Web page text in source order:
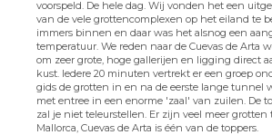
voorspeld. De hele dag. Wij vonden het een
van de vele grottencomplexen op het eiland te
immers binnen en daar was het alsnog een
temperatuur. We reden naar de Cuevas de Arta
om zeer grote, hoge gallerijen en ligging direct
kust. Iedere 20 minuten vertrekt er een groep
gids de grotten in en na de eerste lange tunnel
met entree in een enorme 'zaal' van zuilen. De
zal je niet teleurstellen. Er zijn veel meer grotten
Mallorca, Cuevas de Arta is één van de toppers.